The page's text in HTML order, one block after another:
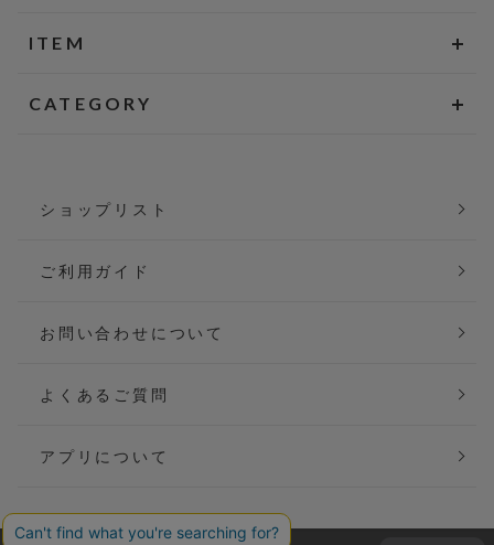
ITEM
CATEGORY
ショップリスト
ご利用ガイド
お問い合わせについて
よくあるご質問
アプリについて